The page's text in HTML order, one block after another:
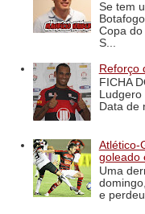
Se tem
Copa
S...
Reforço
FICHA
Data de
Atlético-
goleado
Uma
e